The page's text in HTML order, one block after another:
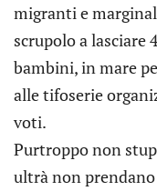
migranti e
scrupolo a lasciare
bambini, in mare
alle tifoserie
voti.
Purtroppo non
ultrà non